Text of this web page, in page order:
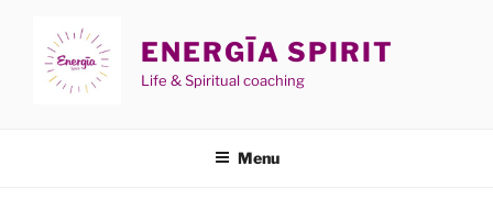
contenu
principal
ENERGĪA SPIRIT
Life & Spiritual coaching
Menu